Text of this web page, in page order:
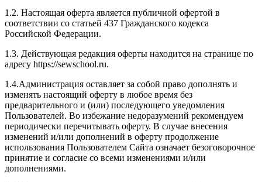
1.2. Настоящая оферта является публичной офертой в
соответствии со статьей 437 Гражданского кодекса
Российской Федерации.
1.3. Действующая редакция оферты находится на странице по
адресу https://sewschool.ru.
1.4.Администрация оставляет за собой право дополнять и
изменять настоящий оферту в любое время без
предварительного и (или) последующего уведомления
Пользователей. Во избежание недоразумений рекомендуем
периодически перечитывать оферту. В случае внесения
изменений и/или дополнений в оферту продолжение
использования Пользователем Сайта означает безоговорочное
принятие и согласие со всеми изменениями и/или
дополнениями.